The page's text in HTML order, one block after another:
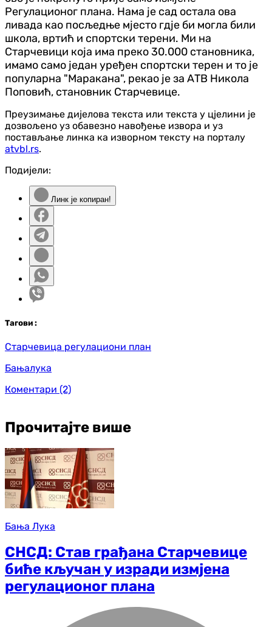
Регулационог плана. Нама је сад остала ова
ливада као посљедње мјесто гдје би могла били
школа, вртић и спортски терени. Ми на
Старчевици која има преко 30.000 становника,
имамо само један уређен спортски терен и то је
популарна "Маракана", рекао је за АТВ Никола
Поповић, становник Старчевице.
Преузимање дијелова текста или текста у цјелини је
дозвољено уз обавезно навођење извора и уз
постављање линка ка изворном тексту на порталу
atvbl.rs.
Подијели:
Линк је копиран!
Тагови :
Старчевица регулациони план
Бањалука
Коментари (2)
Прочитајте више
Бања Лука
СНСД: Став грађана Старчевице
биће кључан у изради измјена
регулационог плана